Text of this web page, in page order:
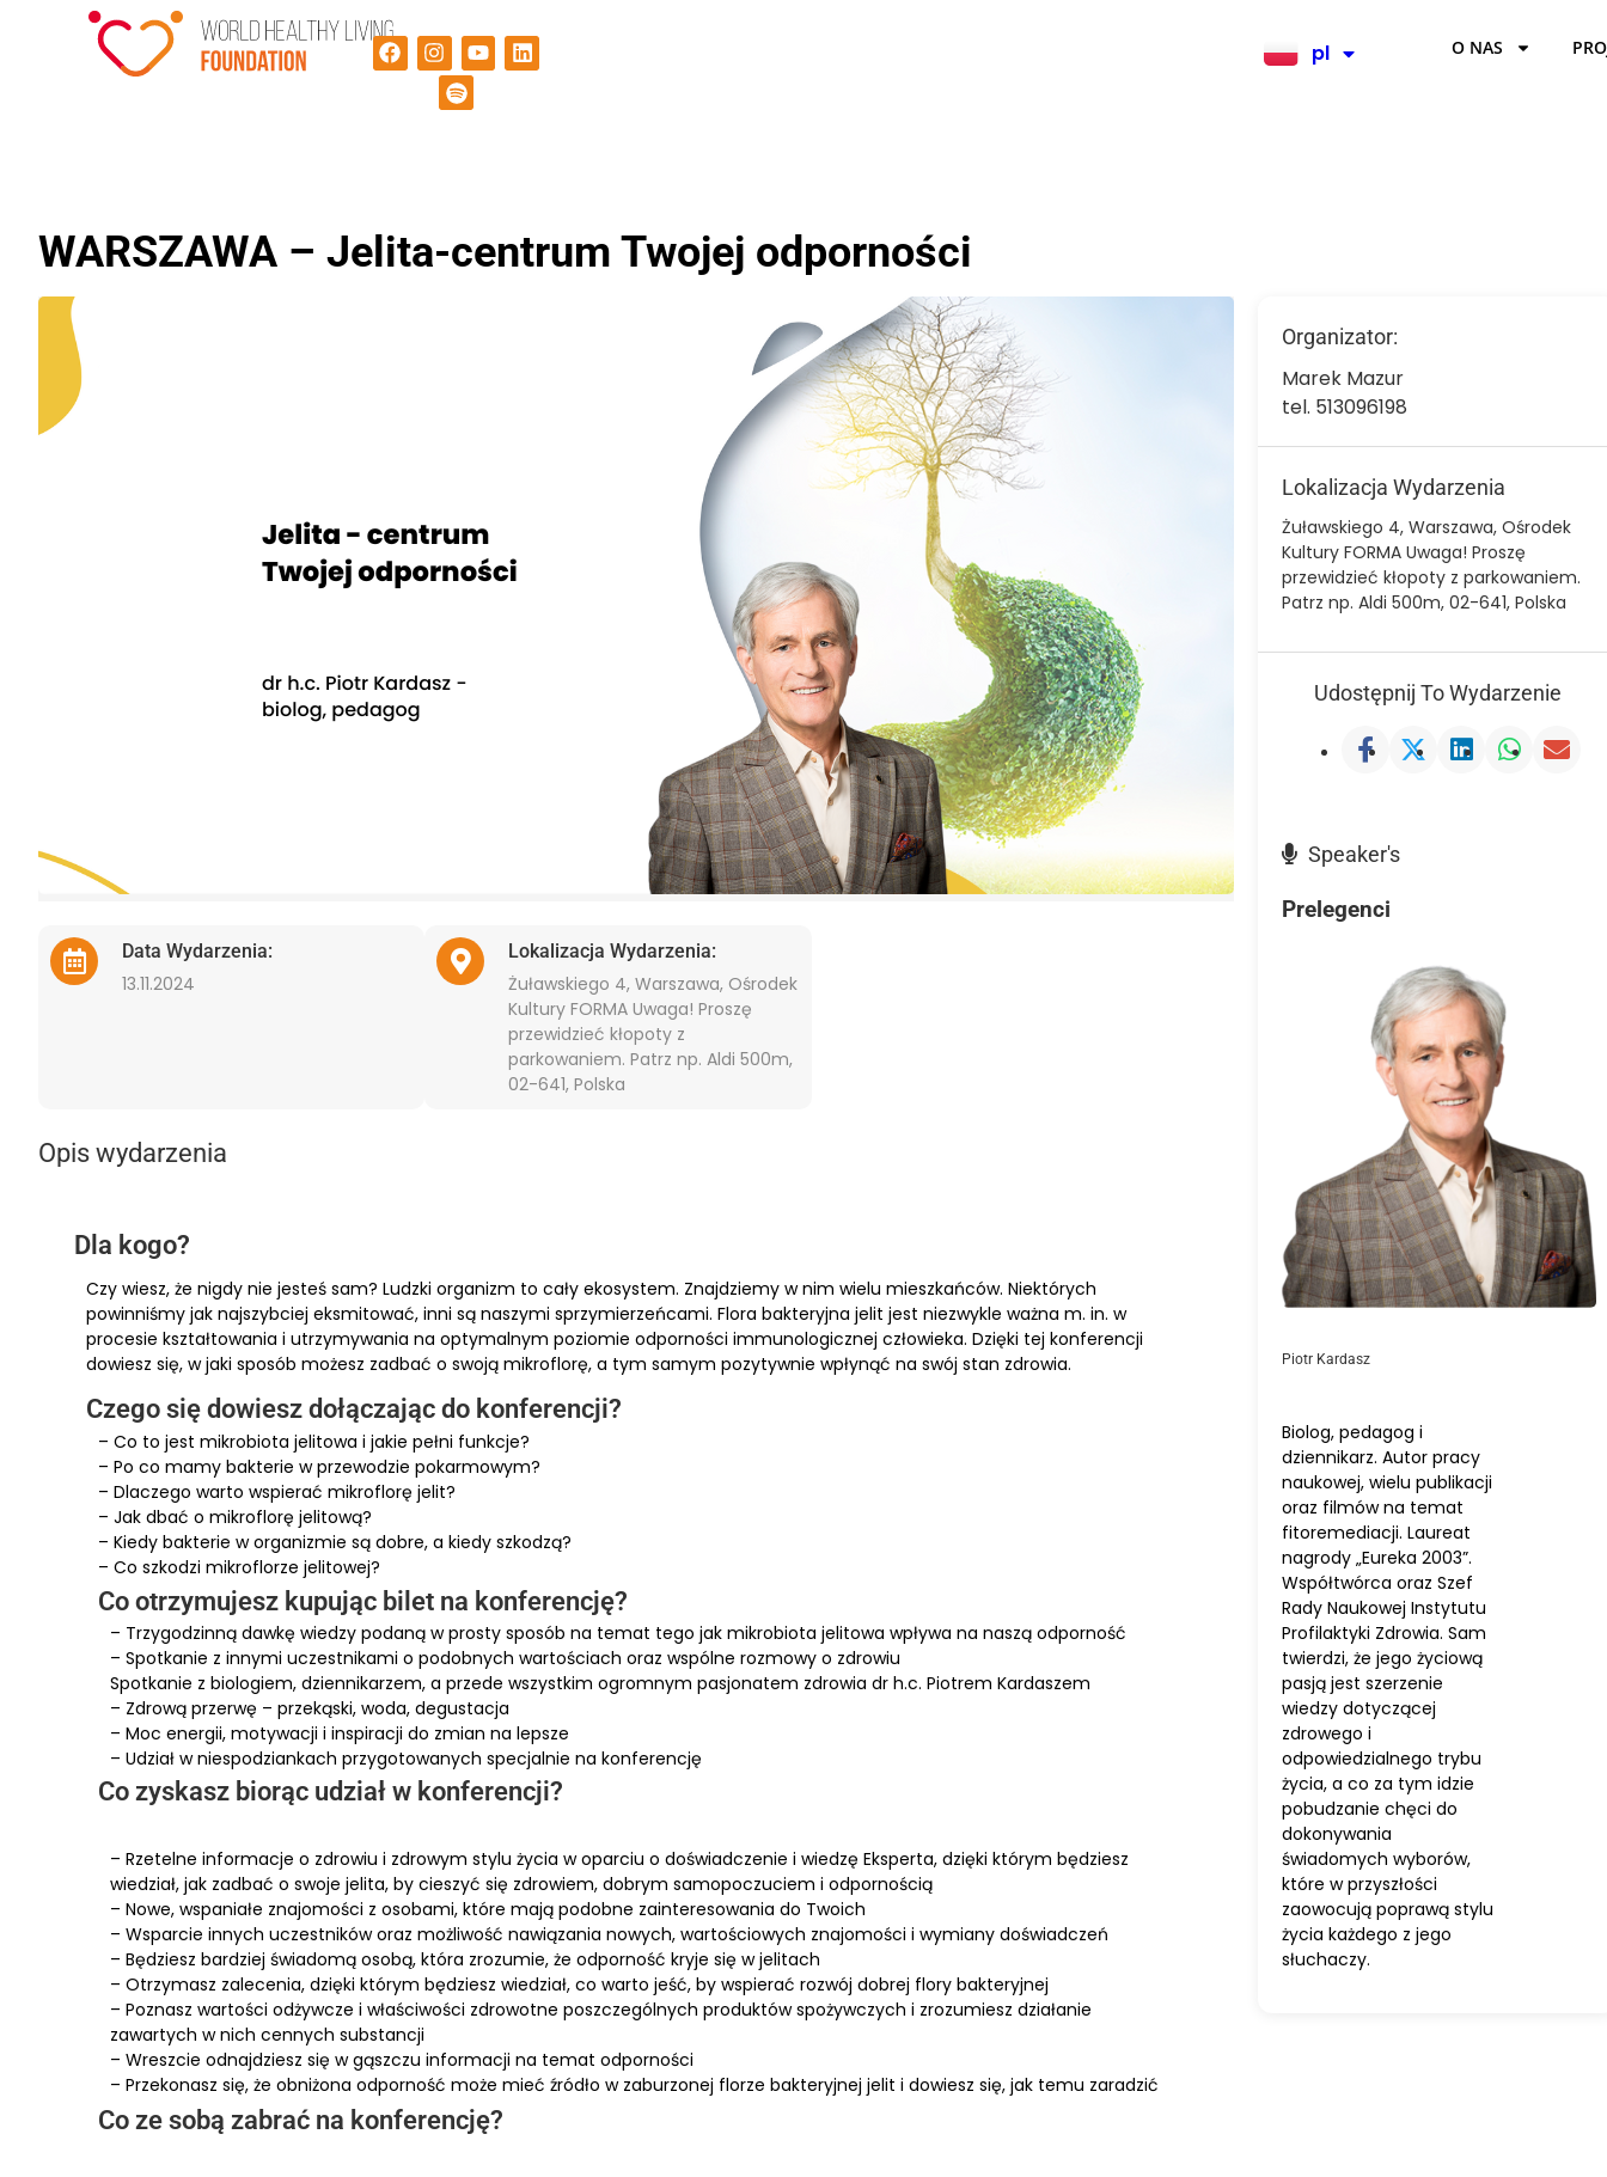
pl
en O NAS
WARSZAWA – Jelita-centrum Twojej odporności
Data Wydarzenia:
13.11.2024
Lokalizacja Wydarzenia:
Żuławskiego 4, Warszawa, Ośrodek
Kultury FORMA Uwaga! Proszę
przewidzieć kłopoty z
parkowaniem. Patrz np. Aldi 500m,
02-641, Polska
Opis wydarzenia
Dla kogo?
Czy wiesz, że nigdy nie jesteś sam? Ludzki organizm to cały ekosystem. Znajdziemy w nim wielu mieszkańców. Niektórych
powinniśmy jak najszybciej eksmitować, inni są naszymi sprzymierzeńcami. Flora bakteryjna jelit jest niezwykle ważna m. in. w
procesie kształtowania i utrzymywania na optymalnym poziomie odporności immunologicznej człowieka. Dzięki tej konferencji
dowiesz się, w jaki sposób możesz zadbać o swoją mikroflorę, a tym samym pozytywnie wpłynąć na swój stan zdrowia.
Czego się dowiesz dołączając do konferencji?
– Co to jest mikrobiota jelitowa i jakie pełni funkcje?
– Po co mamy bakterie w przewodzie pokarmowym?
– Dlaczego warto wspierać mikroflorę jelit?
– Jak dbać o mikroflorę jelitową?
– Kiedy bakterie w organizmie są dobre, a kiedy szkodzą?
– Co szkodzi mikroflorze jelitowej?
Co otrzymujesz kupując bilet na konferencję?
– Trzygodzinną dawkę wiedzy podaną w prosty sposób na temat tego jak mikrobiota jelitowa wpływa na naszą odporność
– Spotkanie z innymi uczestnikami o podobnych wartościach oraz wspólne rozmowy o zdrowiu
Spotkanie z biologiem, dziennikarzem, a przede wszystkim ogromnym pasjonatem zdrowia dr h.c. Piotrem Kardaszem
– Zdrową przerwę – przekąski, woda, degustacja
– Moc energii, motywacji i inspiracji do zmian na lepsze
– Udział w niespodziankach przygotowanych specjalnie na konferencję
Co zyskasz biorąc udział w konferencji?
– Rzetelne informacje o zdrowiu i zdrowym stylu życia w oparciu o doświadczenie i wiedzę Eksperta, dzięki którym będziesz
wiedział, jak zadbać o swoje jelita, by cieszyć się zdrowiem, dobrym samopoczuciem i odpornością
– Nowe, wspaniałe znajomości z osobami, które mają podobne zainteresowania do Twoich
– Wsparcie innych uczestników oraz możliwość nawiązania nowych, wartościowych znajomości i wymiany doświadczeń
– Będziesz bardziej świadomą osobą, która zrozumie, że odporność kryje się w jelitach
– Otrzymasz zalecenia, dzięki którym będziesz wiedział, co warto jeść, by wspierać rozwój dobrej flory bakteryjnej
– Poznasz wartości odżywcze i właściwości zdrowotne poszczególnych produktów spożywczych i zrozumiesz działanie
zawartych w nich cennych substancji
– Wreszcie odnajdziesz się w gąszczu informacji na temat odporności
– Przekonasz się, że obniżona odporność może mieć źródło w zaburzonej florze bakteryjnej jelit i dowiesz się, jak temu zaradzić
Co ze sobą zabrać na konferencję?
Organizator:
Marek Mazur
tel. 513096198
Lokalizacja Wydarzenia
Żuławskiego 4, Warszawa, Ośrodek
Kultury FORMA Uwaga! Proszę
przewidzieć kłopoty z parkowaniem.
Patrz np. Aldi 500m, 02-641, Polska
Udostępnij To Wydarzenie
Speaker's
Prelegenci
Piotr Kardasz
Biolog, pedagog i
dziennikarz. Autor pracy
naukowej, wielu publikacji
oraz filmów na temat
fitoremediacji. Laureat
nagrody „Eureka 2003”.
Współtwórca oraz Szef
Rady Naukowej Instytutu
Profilaktyki Zdrowia. Sam
twierdzi, że jego życiową
pasją jest szerzenie
wiedzy dotyczącej
zdrowego i
odpowiedzialnego trybu
życia, a co za tym idzie
pobudzanie chęci do
dokonywania
świadomych wyborów,
które w przyszłości
zaowocują poprawą stylu
życia każdego z jego
słuchaczy.